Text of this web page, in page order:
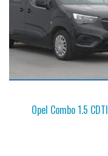
Opel Combo 1.5 CDTI